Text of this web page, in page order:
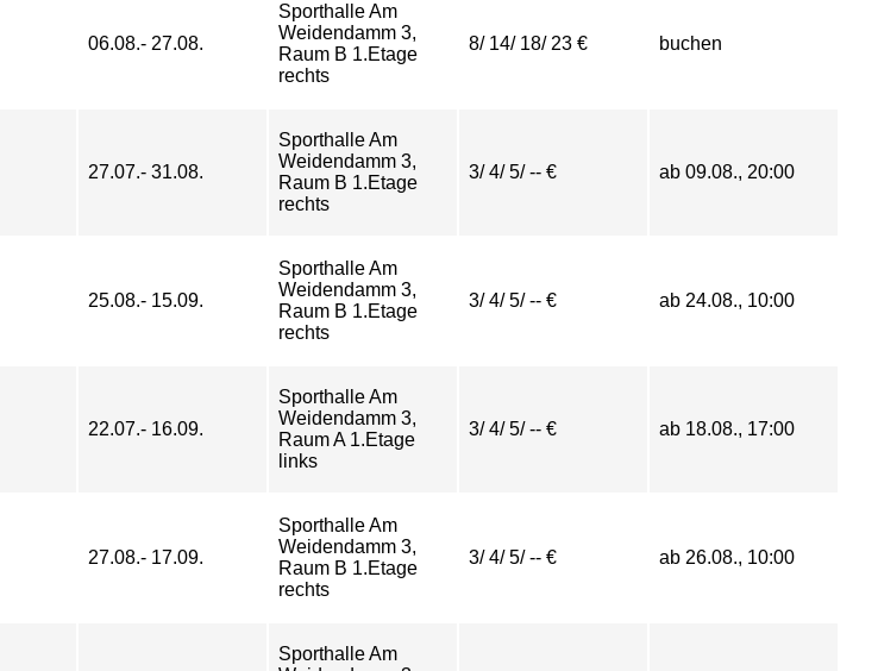
06.08.- 27.08.
Sporthalle Am
Weidendamm 3,
Raum B 1.Etage
rechts
8/ 14/ 18/ 23 € buchen
27.07.- 31.08.
Sporthalle Am
Weidendamm 3,
Raum B 1.Etage
rechts
3/ 4/ 5/ -- € ab 09.08., 20:00
25.08.- 15.09.
Sporthalle Am
Weidendamm 3,
Raum B 1.Etage
rechts
3/ 4/ 5/ -- € ab 24.08., 10:00
22.07.- 16.09.
Sporthalle Am
Weidendamm 3,
Raum A 1.Etage
links
3/ 4/ 5/ -- € ab 18.08., 17:00
27.08.- 17.09.
Sporthalle Am
Weidendamm 3,
Raum B 1.Etage
rechts
3/ 4/ 5/ -- € ab 26.08., 10:00
Sporthalle Am